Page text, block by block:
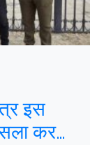
इस
करता